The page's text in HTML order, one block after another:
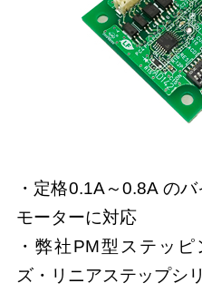
・定格0.1A～0.8A の
モーターに対応
・弊社PM型ステッ
ズ・リニアステップシ